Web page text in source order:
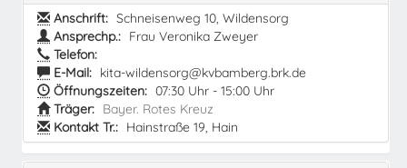
Anschrift: Schneisenweg 10, Wildensorg
Ansprechp.: Frau Veronika Zweyer
Telefon:
E-Mail: kita-wildensorg@kvbamberg.brk.de
Öffnungszeiten: 07:30 Uhr - 15:00 Uhr
Träger: Bayer. Rotes Kreuz
Kontakt Tr.: Hainstraße 19, Hain